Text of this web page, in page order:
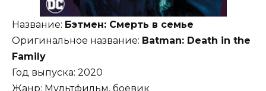
Название: Бэтмен: Смерть в семье
Оригинальное название: Batman: Death in the
Family
Год выпуска: 2020
Жанр: Мультфильм, боевик